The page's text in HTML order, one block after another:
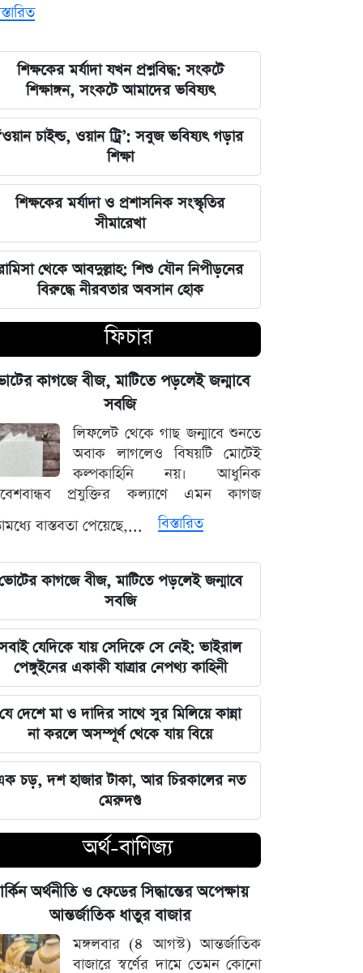
বৃষ্টি নিয়ে সতর্কবার্তা
'মানুষ ভোট দিয়ে এমপি বানিয়েছে,
বিএনপিকে সত্য মেনে নিতে হবে': রুমিন
ফারহানা
৫ আগস্টের ভরদুপুরে দেশত্যাগ: গণভবন
থেকে ভারতের ফ্লাইট পর্যন্ত যা ঘটেছিল
ভারতপ্রেমী হলে দাগি আসামির অপরাধও
চোখ এড়িয়ে যায় দিল্লির: রুহুল কবির
রিজভী
বাংলাদেশ আর কোনো দেশের 'ক্লায়েন্ট স্টেট'
থাকবে না: পররাষ্ট্রমন্ত্রী ড. খলিলুর রহমান
এক ক্লিকেই ফোন-ল্যাপটপের নিয়ন্ত্রণ নিচ্ছে
হ্যাকাররা, পপ-আপ আপডেট নিয়ে কড়া
হুঁশিয়ারি
চাঁদের পৃষ্ঠে ফ্যালকন-৯ রকেটের
অনাকাঙ্ক্ষিত আঘাত
হতে পারে না: ভারপ্রাপ্ত রাষ্ট্রপতি হাফিজ
উদ্দিন
জুলাই স্মৃতি জাদুঘর উদ্বোধন করলেন
প্রধানমন্ত্রী তারেক রহমান
মার্কিন ক্ষেপণাস্ত্র মজুত নিয়ে নতুন তথ্য, কী
বলছে সিএনএন
সালমানের অবয়ব পরিবর্তনের আসল কারণ
ও ষাটোর্ধ্বদের ওজন কমানোর সঠিক নিয়ম
৫ আগস্ট বিজয়ের দিন, ভিন্নমত যেন
শত্রুতায় রূপ না নেয়: প্রধানমন্ত্রী তারেক
রহমান
নিজস্ব অর্থায়নে খালের ওপর বাঁশের সাঁকো
বানিয়ে দিলেন ইউপি চেয়ারম্যান পদপ্রার্থী
শেখ আলমগীর
শিক্ষকের মর্যাদা যখন প্রশ্নবিদ্ধ: সংকটে
শিক্ষাঙ্গন, সংকটে আমাদের ভবিষ্যৎ
চাইল্ড, ওয়ান ট্রি’: সবুজ ভবিষ্যৎ গড়ার
শিক্ষা
শিক্ষকের মর্যাদা ও প্রশাসনিক সংস্কৃতির
সীমারেখা
থেকে আবদুল্লাহ: শিশু যৌন নিপীড়নের
বিরুদ্ধে নীরবতার অবসান হোক
ফিচার
কাগজে বীজ, মাটিতে পড়লেই জন্মাবে
সবজি
লিফলেট থেকে গাছ জন্মাবে শুনতে
অবাক লাগলেও বিষয়টি মোটেই
কল্পকাহিনি নয়। আধুনিক
প্রযুক্তির কল্যাণে এমন কাগজ
বাস্তবতা পেয়েছে,...
বিস্তারিত
কাগজে বীজ, মাটিতে পড়লেই জন্মাবে
সবজি
যেদিকে যায় সেদিকে সে নেই: ভাইরাল
পেঙ্গুইনের একাকী যাত্রার নেপথ্য কাহিনী
যে দেশে মা ও দাদির সাথে সুর মিলিয়ে কান্না
না করলে অসম্পূর্ণ থেকে যায় বিয়ে
চড়, দশ হাজার টাকা, আর চিরকালের নত
মেরুদণ্ড
অর্থ-বাণিজ্য
অর্থনীতি ও ফেডের সিদ্ধান্তের অপেক্ষায়
আন্তর্জাতিক ধাতুর বাজার
মঙ্গলবার (৪ আগস্ট) আন্তর্জাতিক
বাজারে স্বর্ণের দামে তেমন কোনো